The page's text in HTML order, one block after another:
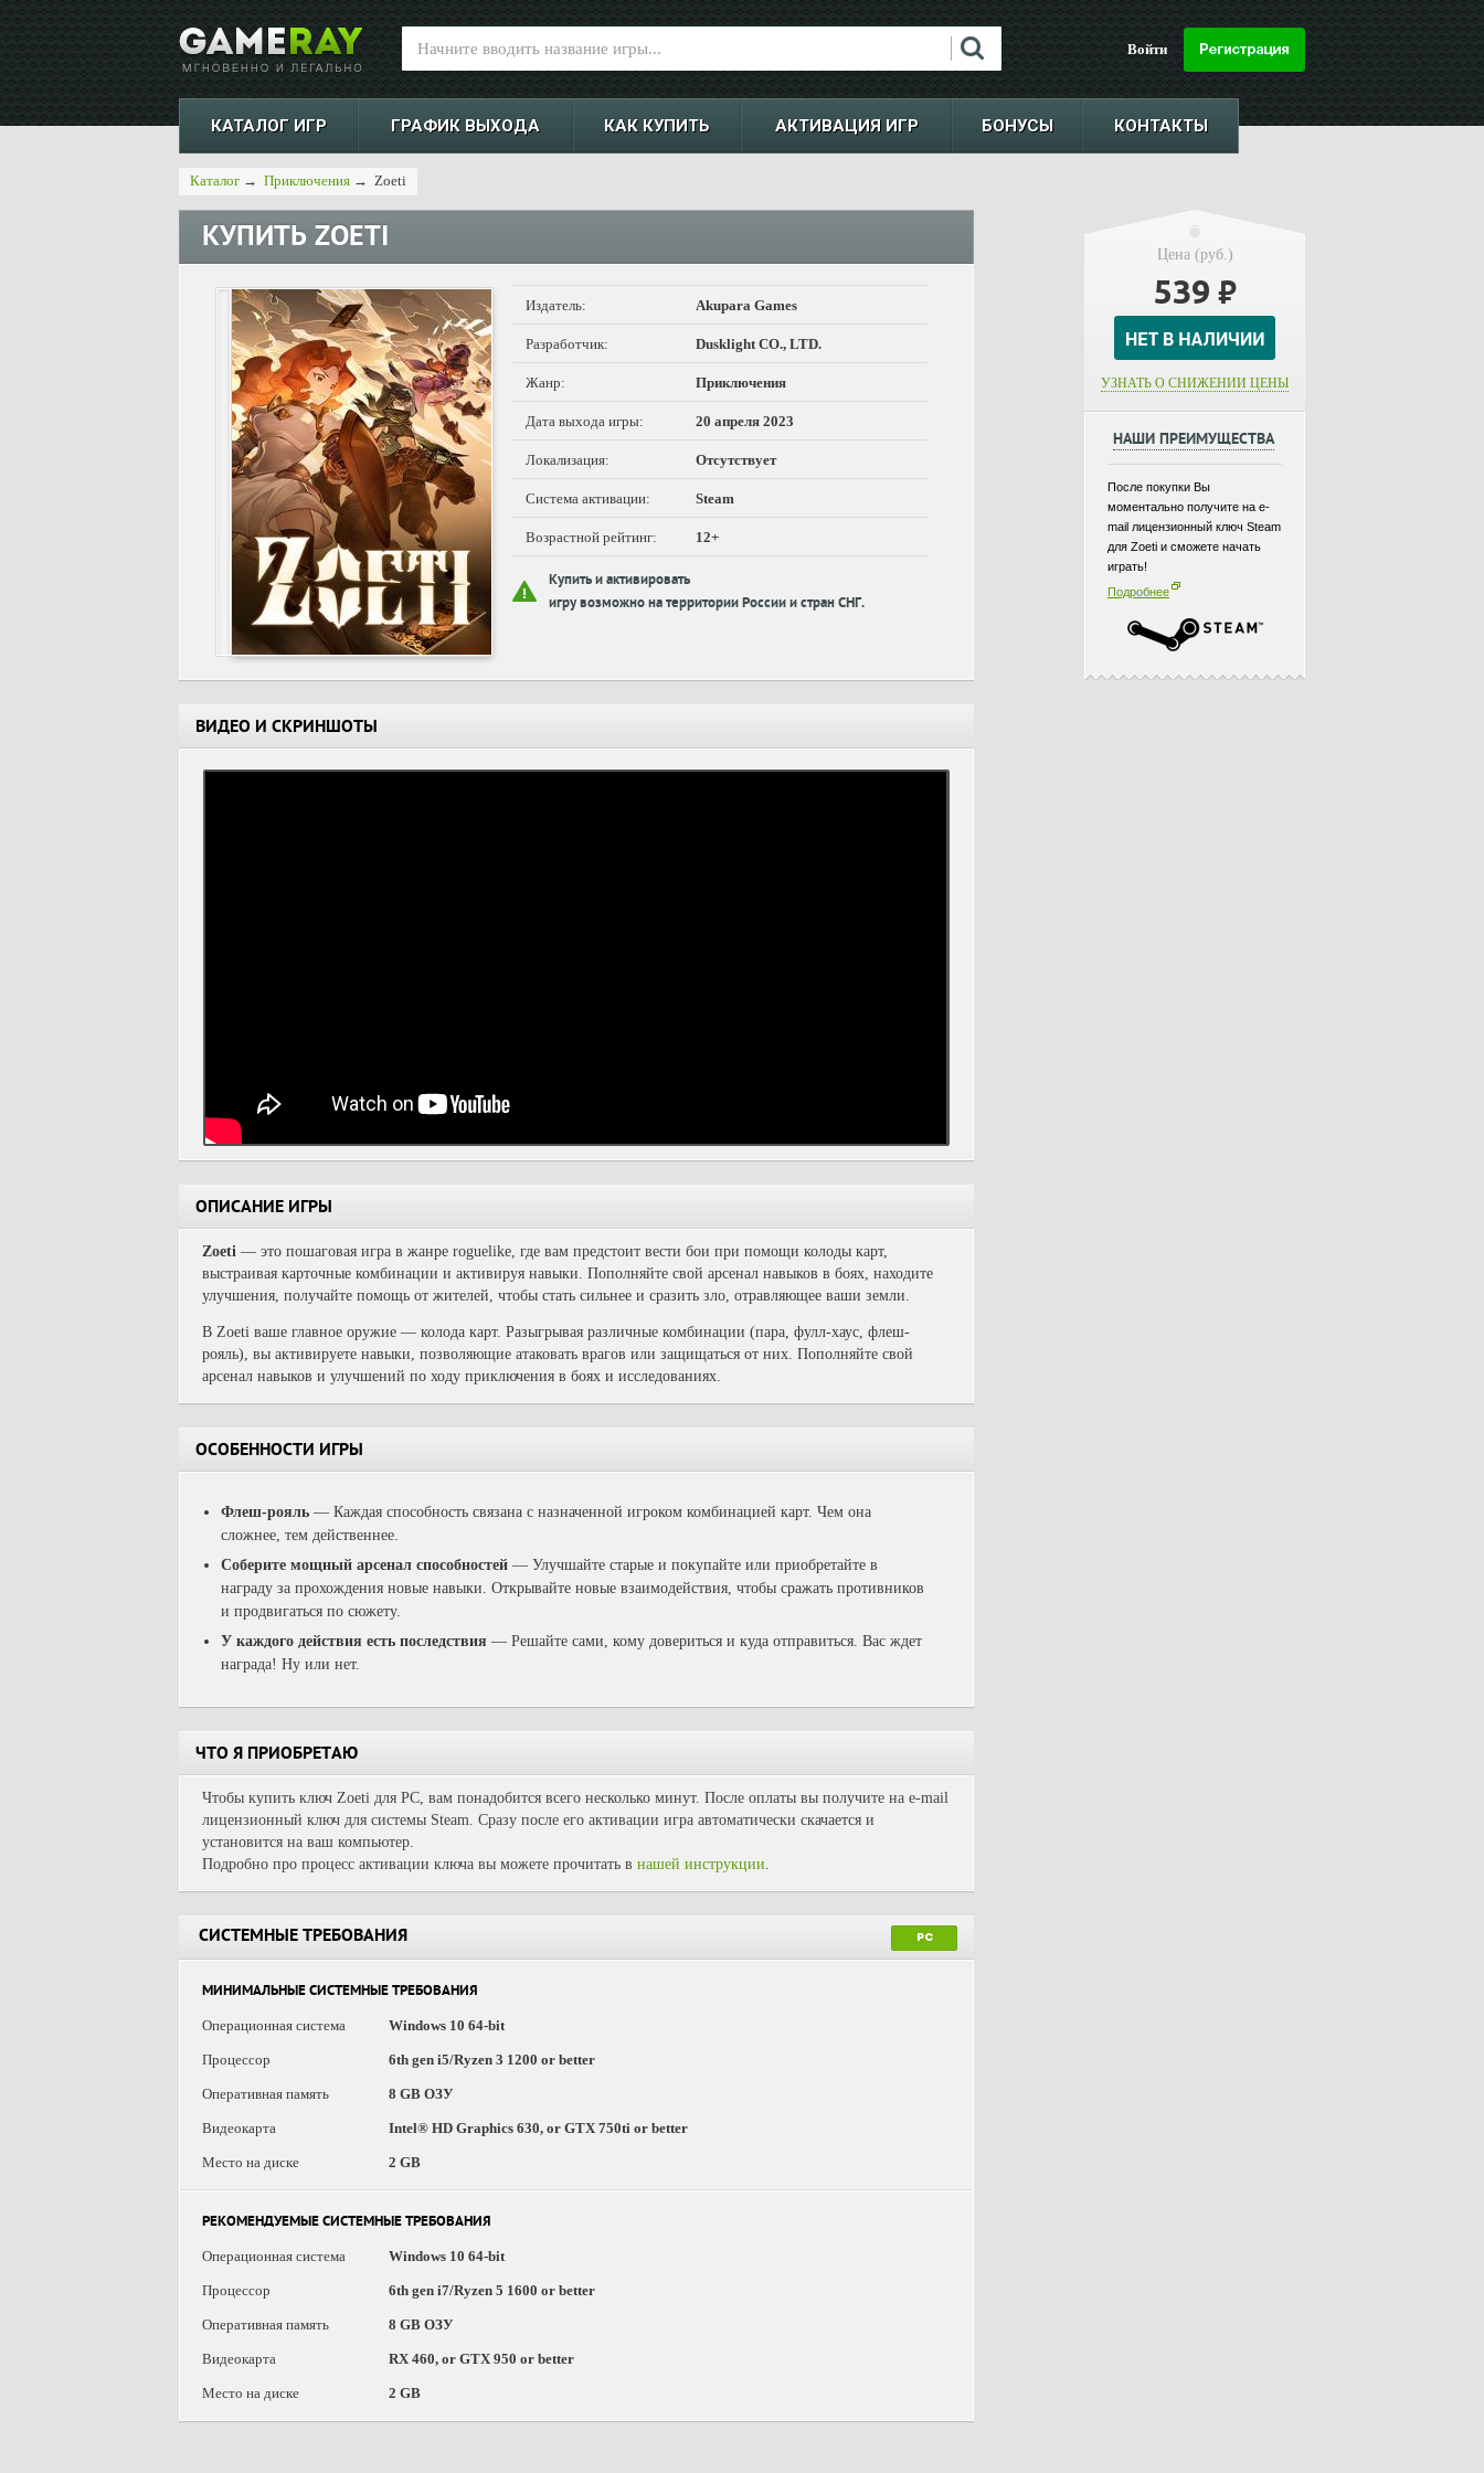
Войти
КАТАЛОГ ИГР ГРАФИК ВЫХОДА КАК КУПИТЬ АКТИВАЦИЯ ИГР БОНУСЫ КОНТАКТЫ
Каталог → Приключения → Zoeti
КУПИТЬ ZOETI
Издатель: Akupara Games
Разработчик: Dusklight CO., LTD.
Жанр: Приключения
Дата выхода игры: 20 апреля 2023
Локализация: Отсутствует
Система активации: Steam
Возрастной рейтинг: 12+
Купить и активировать
игру возможно на территории России и стран СНГ.
ВИДЕО И СКРИНШОТЫ
ОПИСАНИЕ ИГРЫ
Zoeti — это пошаговая игра в жанре roguelike, где вам предстоит вести бои при помощи колоды карт,
выстраивая карточные комбинации и активируя навыки. Пополняйте свой арсенал навыков в боях, находите
улучшения, получайте помощь от жителей, чтобы стать сильнее и сразить зло, отравляющее ваши земли.
В Zoeti ваше главное оружие — колода карт. Разыгрывая различные комбинации (пара, фулл-хаус, флеш-
рояль), вы активируете навыки, позволяющие атаковать врагов или защищаться от них. Пополняйте свой
арсенал навыков и улучшений по ходу приключения в боях и исследованиях.
ОСОБЕННОСТИ ИГРЫ
Флеш-рояль — Каждая способность связана с назначенной игроком комбинацией карт. Чем она
сложнее, тем действеннее.
Соберите мощный арсенал способностей — Улучшайте старые и покупайте или приобретайте в
награду за прохождения новые навыки. Открывайте новые взаимодействия, чтобы сражать противников
и продвигаться по сюжету.
У каждого действия есть последствия — Решайте сами, кому довериться и куда отправиться. Вас ждет
награда! Ну или нет.
ЧТО Я ПРИОБРЕТАЮ
Чтобы купить ключ Zoeti для PC, вам понадобится всего несколько минут. После оплаты вы получите на e-mail
лицензионный ключ для системы Steam. Сразу после его активации игра автоматически скачается и
установится на ваш компьютер.
Подробно про процесс активации ключа вы можете прочитать в нашей инструкции.
СИСТЕМНЫЕ ТРЕБОВАНИЯ PC
МИНИМАЛЬНЫЕ СИСТЕМНЫЕ ТРЕБОВАНИЯ
Операционная система
Windows 10 64-bit
Процессор 6th gen i5/Ryzen 3 1200 or better
Оперативная память 8 GB ОЗУ
Видеокарта Intel® HD Graphics 630, or GTX 750ti or better
Место на диске 2 GB
РЕКОМЕНДУЕМЫЕ СИСТЕМНЫЕ ТРЕБОВАНИЯ
Операционная система
Windows 10 64-bit
Процессор 6th gen i7/Ryzen 5 1600 or better
Оперативная память 8 GB ОЗУ
Видеокарта RX 460, or GTX 950 or better
Место на диске 2 GB
Цена (руб.)
539 ₽
УЗНАТЬ О СНИЖЕНИИ ЦЕНЫ
НАШИ ПРЕИМУЩЕСТВА
После покупки Вы
моментально получите на e-
mail лицензионный ключ Steam
для Zoeti и сможете начать
играть!
Подробнее